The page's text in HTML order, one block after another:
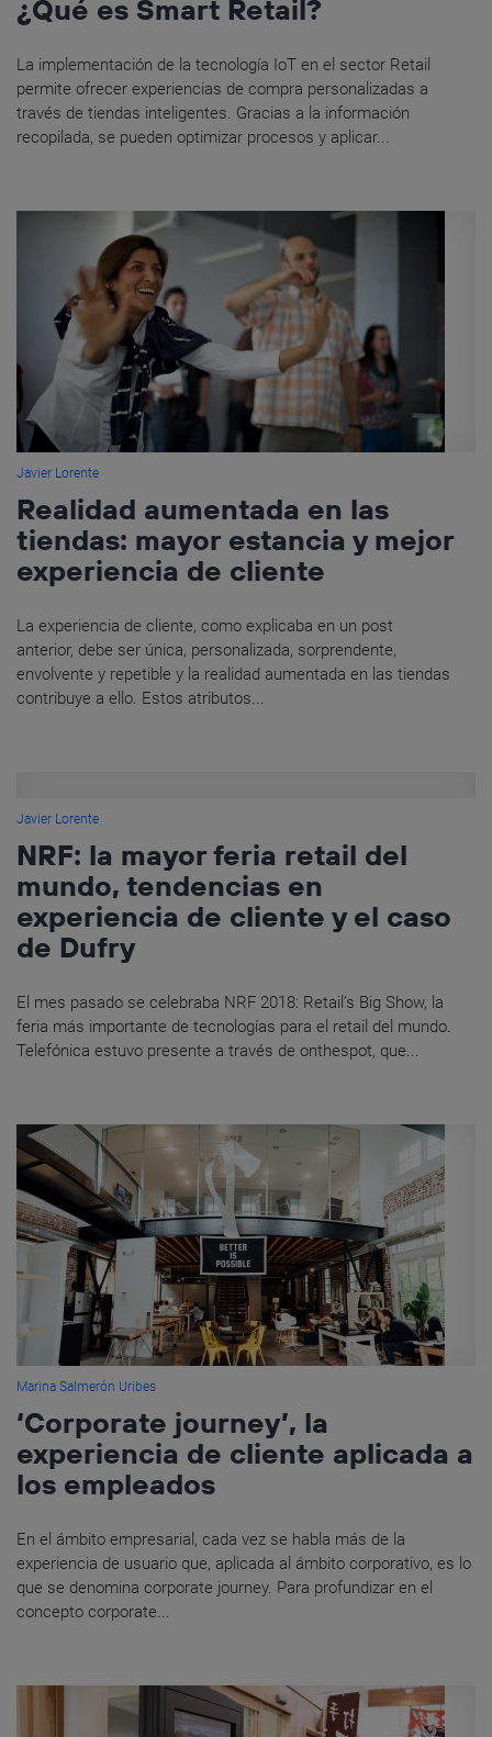
¿Qué es Smart Retail?
La implementación de la tecnología IoT en el sector Retail
permite ofrecer experiencias de compra personalizadas a
través de tiendas inteligentes. Gracias a la información
recopilada, se pueden optimizar procesos y aplicar...
Javier Lorente
Realidad aumentada en las
tiendas: mayor estancia y mejor
experiencia de cliente
La experiencia de cliente, como explicaba en un post
anterior, debe ser única, personalizada, sorprendente,
envolvente y repetible y la realidad aumentada en las tiendas
contribuye a ello. Estos atributos...
Javier Lorente
NRF: la mayor feria retail del
mundo, tendencias en
experiencia de cliente y el caso
de Dufry
El mes pasado se celebraba NRF 2018: Retail’s Big Show, la
feria más importante de tecnologías para el retail del mundo.
Telefónica estuvo presente a través de onthespot, que...
Marina Salmerón Uribes
‘Corporate journey’, la
experiencia de cliente aplicada a
los empleados
En el ámbito empresarial, cada vez se habla más de la
experiencia de usuario que, aplicada al ámbito corporativo, es lo
que se denomina corporate journey. Para profundizar en el
concepto corporate...